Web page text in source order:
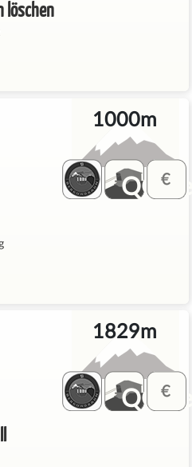
löschen
1000m
1829m